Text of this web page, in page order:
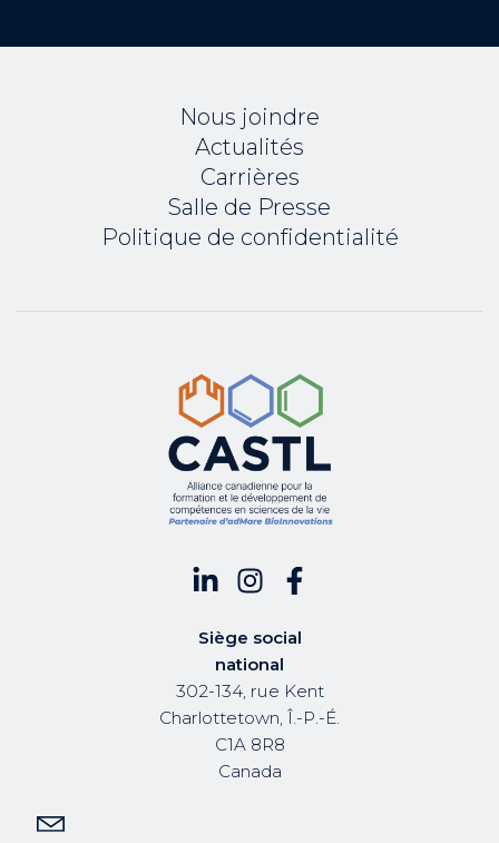
Nous joindre
Actualités
Carrières
Salle de Presse
Politique de confidentialité
Siège social
national
302-134, rue Kent
Charlottetown, Î.-P.-É.
C1A 8R8
Canada